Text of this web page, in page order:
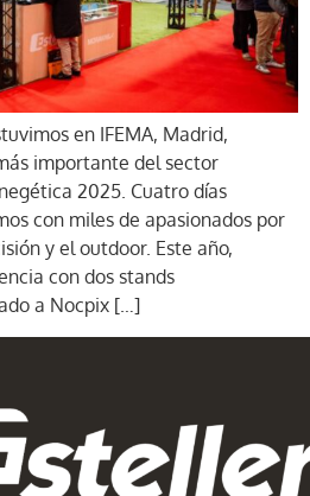
en IFEMA, Madrid,
importante del sector
2025. Cuatro días
con miles de apasionados por
y el outdoor. Este año,
con dos stands
a Nocpix […]